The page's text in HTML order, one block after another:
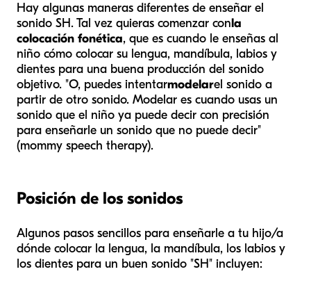
Hay algunas maneras diferentes de enseñar el
sonido SH. Tal vez quieras comenzar conla
colocación fonética, que es cuando le enseñas al
niño cómo colocar su lengua, mandíbula, labios y
dientes para una buena producción del sonido
objetivo. "O, puedes intentarmodelarel sonido a
partir de otro sonido. Modelar es cuando usas un
sonido que el niño ya puede decir con precisión
para enseñarle un sonido que no puede decir"
(mommy speech therapy).
Posición de los sonidos
Algunos pasos sencillos para enseñarle a tu hijo/a
dónde colocar la lengua, la mandíbula, los labios y
los dientes para un buen sonido "SH" incluyen: